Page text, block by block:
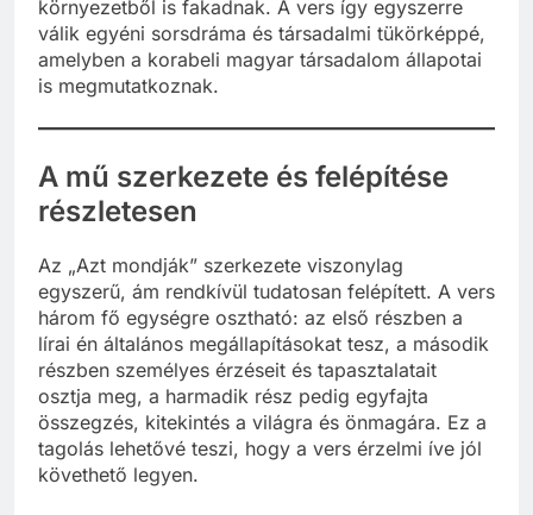
környezetből is fakadnak. A vers így egyszerre
válik egyéni sorsdráma és társadalmi tükörképpé,
amelyben a korabeli magyar társadalom állapotai
is megmutatkoznak.
A mű szerkezete és felépítése
részletesen
Az „Azt mondják” szerkezete viszonylag
egyszerű, ám rendkívül tudatosan felépített. A vers
három fő egységre osztható: az első részben a
lírai én általános megállapításokat tesz, a második
részben személyes érzéseit és tapasztalatait
osztja meg, a harmadik rész pedig egyfajta
összegzés, kitekintés a világra és önmagára. Ez a
tagolás lehetővé teszi, hogy a vers érzelmi íve jól
követhető legyen.